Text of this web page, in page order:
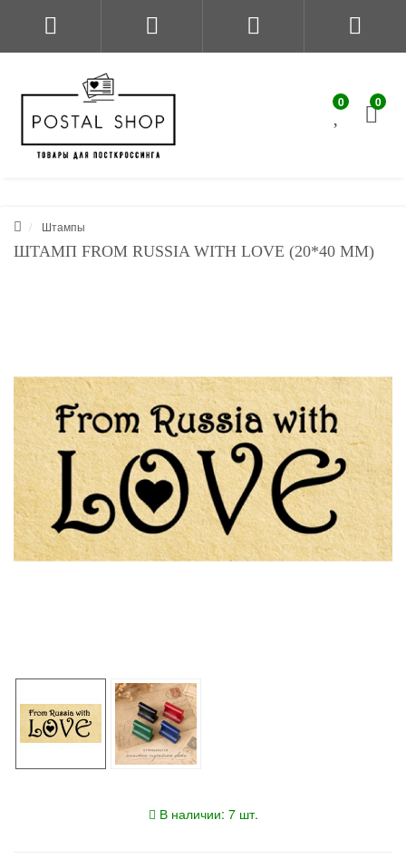
0 0
Штампы
ШТАМП FROM RUSSIA WITH LOVE (20*40 ММ)
В наличии: 7 шт.